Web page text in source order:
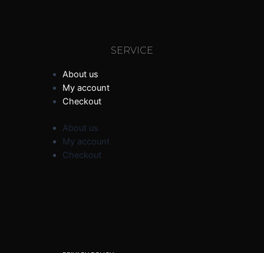
SERVICE
About us
My account
Checkout
About us
My account
Checkout